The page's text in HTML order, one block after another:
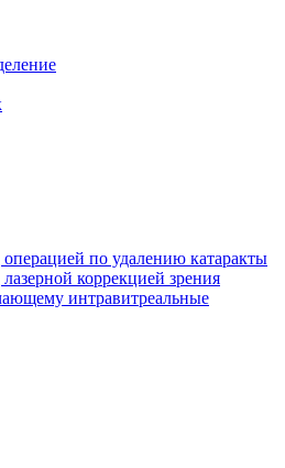
по удалению катаракты
коррекцией зрения
интравитреальные